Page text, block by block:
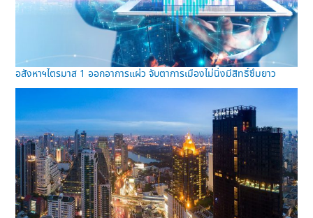
อสังหาฯไตรมาส 1 ออกอาการแผ่ว จับตาการเมืองไม่นิ่งมีสิทธิ์ซึมยาว